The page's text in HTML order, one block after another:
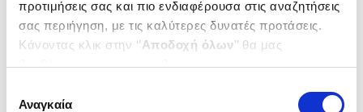
προτιμήσεις σας και πιο ενδιαφέρουσα στις αναζητήσεις
σας περιήγηση, με τις καλύτερες δυνατές προτάσεις.
Κάνοντας κλικ στην ‘’Αποδοχή όλων’’ θα μας
βοηθήσετε να ανταποκριθούμε στα παραπάνω.
ενδιαφέρουν και να επιλέξετε από τα παρακάτω με την
συγκατάθεσης
Αναγκαία